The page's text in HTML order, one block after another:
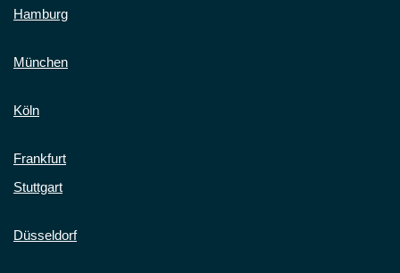
Hamburg
München
Köln
Frankfurt
Stuttgart
Düsseldorf